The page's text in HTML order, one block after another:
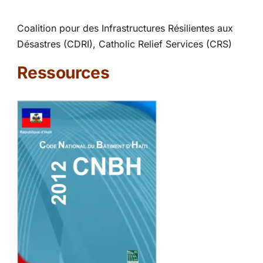
Coalition pour des Infrastructures Résilientes aux
Désastres (CDRI), Catholic Relief Services (CRS)
Ressources